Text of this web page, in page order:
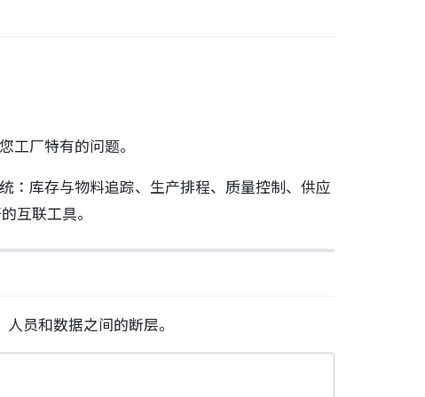
工厂特有的问题。
：库存与物料追踪、生产排程、质量控制、供应
互联工具。
员和数据之间的断层。